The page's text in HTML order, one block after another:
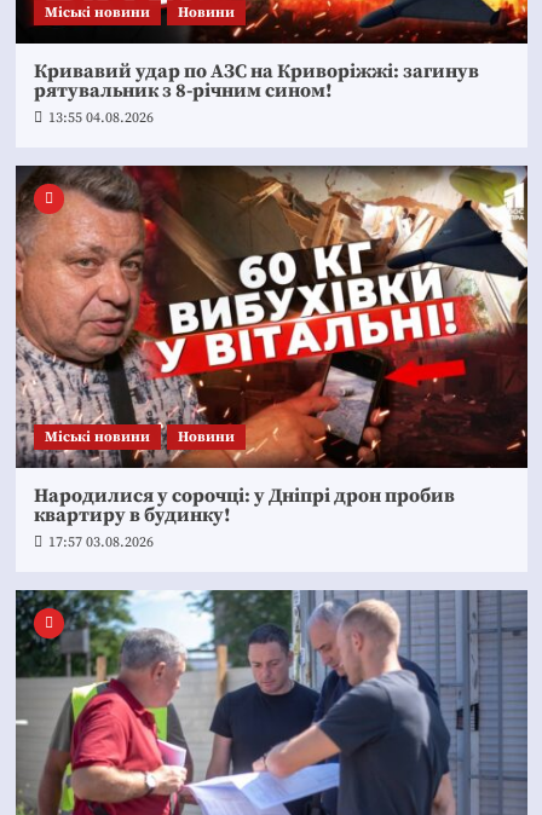
Mіські новини Новини
Кривавий удар по АЗС на Криворіжжі: загинув
рятувальник з 8-річним сином!
13:55 04.08.2026
Mіські новини Новини
Народилися у сорочці: у Дніпрі дрон пробив
квартиру в будинку!
17:57 03.08.2026